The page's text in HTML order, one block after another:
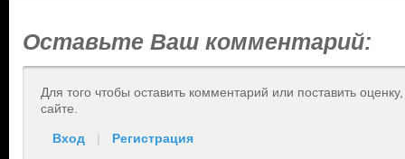
Оставьте Ваш комментарий:
Для того чтобы оставить комментарий или поставить
сайте.
Вход | Регистрация